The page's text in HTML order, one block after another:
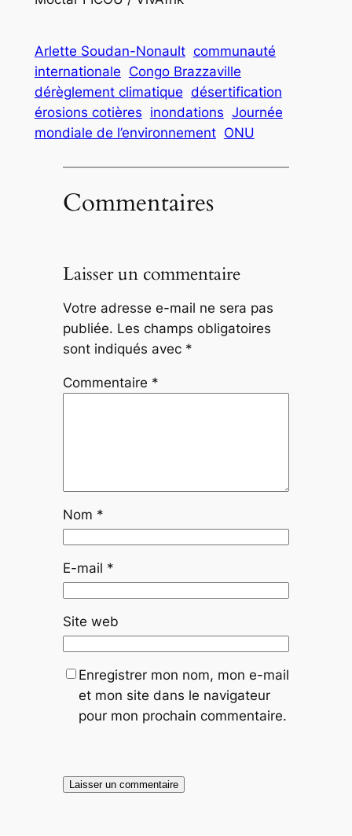
Arlette Soudan-Nonault communauté
internationale Congo Brazzaville
dérèglement climatique désertification
érosions cotières inondations Journée
mondiale de l’environnement ONU
Commentaires
Laisser un commentaire
Votre adresse e-mail ne sera pas
publiée. Les champs obligatoires
sont indiqués avec *
Commentaire *
Nom *
E-mail *
Site web
Enregistrer mon nom, mon e-mail
et mon site dans le navigateur
pour mon prochain commentaire.